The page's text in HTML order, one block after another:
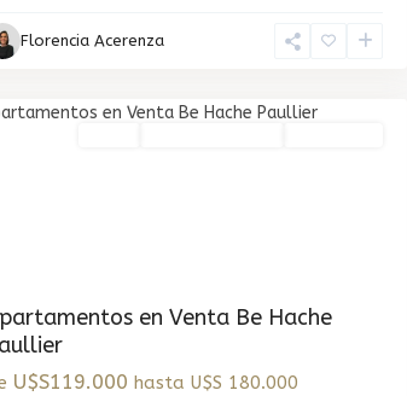
Florencia Acerenza
,
en Venta Be Hache
U$S119.000 hasta U$S 180.000